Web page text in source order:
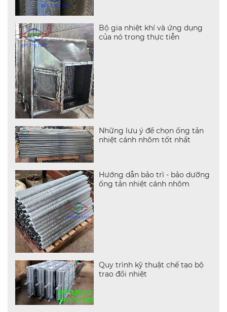
Bộ gia nhiệt khí và ứng dụng
của nó trong thực tiễn
Những lưu ý để chọn ống tản
nhiệt cánh nhôm tốt nhất
Hướng dẫn bảo trì - bảo dưỡng
ống tản nhiệt cánh nhôm
Quy trình kỹ thuật chế tạo bộ
trao đổi nhiệt